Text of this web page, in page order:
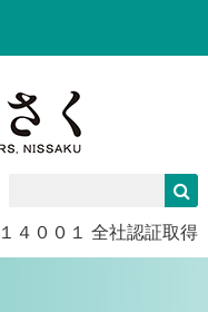
４００１ 全社認証取得